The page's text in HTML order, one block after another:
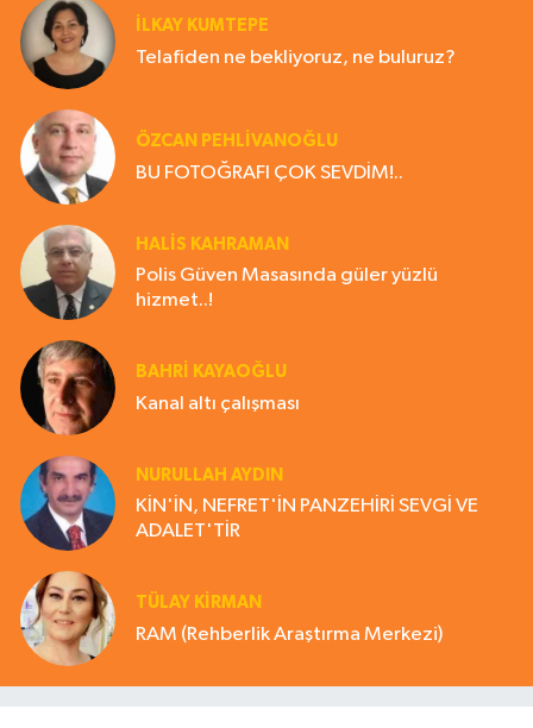
İLKAY KUMTEPE
Telafiden ne bekliyoruz, ne buluruz?
ÖZCAN PEHLİVANOĞLU
BU FOTOĞRAFI ÇOK SEVDİM!..
HALIS KAHRAMAN
Polis Güven Masasında güler yüzlü
hizmet..!
BAHRI KAYAOĞLU
Kanal altı çalışması
NURULLAH AYDIN
KİN'İN, NEFRET'İN PANZEHİRİ SEVGİ VE
ADALET'TİR
TÜLAY KİRMAN
RAM (Rehberlik Araştırma Merkezi)